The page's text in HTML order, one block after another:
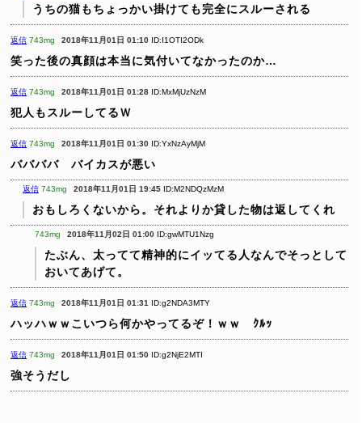
うちの猫もちょっかい掛けても完全にスルーされる
返信 743mg 2018年11月01日 01:10 ID:I1OTI2ODk
笑った後の真顔は本当に気付いてなかったのか…
返信 743mg 2018年11月01日 01:28 ID:MxMjUzNzM
犯人もスルーしてるＷ
返信 743mg 2018年11月01日 01:30 ID:YxNzAyMjM
ババババ バイカスが悪い
返信 743mg 2018年11月01日 19:45 ID:M2NDQzMzM
おもしろくないから。それよりか貸した物は返してくれ
743mg 2018年11月02日 01:00 ID:gwMTU1Nzg
たぶん、太ってて精神的にイッてる人なんでそっとして
おいてあげて。
返信 743mg 2018年11月01日 01:31 ID:g2NDA3MTY
ハッハｗｗこいつら何かやってるぞ！ｗｗ ｸﾙｯ
返信 743mg 2018年11月01日 01:50 ID:g2NjE2MTI
強そうだし